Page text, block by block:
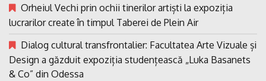
Orheiul Vechi prin ochii tinerilor artiști la expoziția
lucrarilor create în timpul Taberei de Plein Air
Dialog cultural transfrontalier: Facultatea Arte Vizuale și
Design a găzduit expoziția studențească „Luka Basanets
& Co” din Odessa